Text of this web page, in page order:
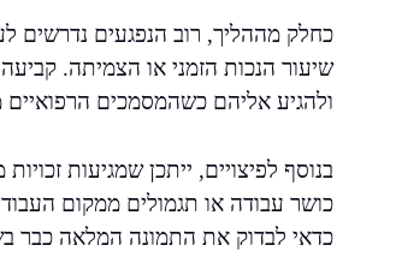
כחלק מההליך, רוב הנפגעים נדרשים
שיעור הנכות הזמני או הצמיתה.
ולהגיע אליהם כשהמסמכים הרפואיים
בנוסף לפיצויים, ייתכן שמגיעות
כושר עבודה או תגמולים ממקום
כדאי לבדוק את התמונה המלאה כבר